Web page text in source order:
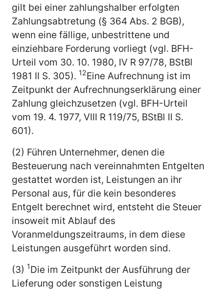
gilt bei einer zahlungshalber erfolgten
Zahlungsabtretung (§ 364 Abs. 2 BGB),
wenn eine fällige, unbestrittene und
einziehbare Forderung vorliegt (vgl. BFH-
Urteil vom 30. 10. 1980, IV R 97/78, BStBl
1981 II S. 305). 12Eine Aufrechnung ist im
Zeitpunkt der Aufrechnungserklärung einer
Zahlung gleichzusetzen (vgl. BFH-Urteil
vom 19. 4. 1977, VIII R 119/75, BStBl II S.
601).
(2) Führen Unternehmer, denen die
Besteuerung nach vereinnahmten Entgelten
gestattet worden ist, Leistungen an ihr
Personal aus, für die kein besonderes
Entgelt berechnet wird, entsteht die Steuer
insoweit mit Ablauf des
Voranmeldungszeitraums, in dem diese
Leistungen ausgeführt worden sind.
(3) 1Die im Zeitpunkt der Ausführung der
Lieferung oder sonstigen Leistung